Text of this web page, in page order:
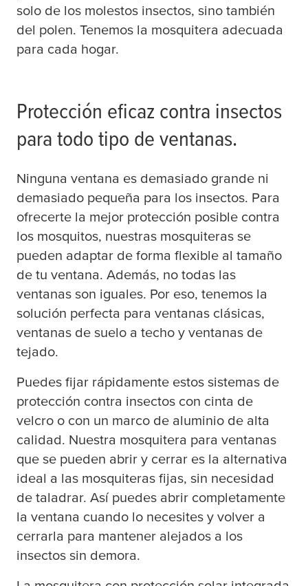
solo de los molestos insectos, sino también
del polen. Tenemos la mosquitera adecuada
para cada hogar.
Protección eficaz contra insectos
para todo tipo de ventanas.
Ninguna ventana es demasiado grande ni
demasiado pequeña para los insectos. Para
ofrecerte la mejor protección posible contra
los mosquitos, nuestras mosquiteras se
pueden adaptar de forma flexible al tamaño
de tu ventana. Además, no todas las
ventanas son iguales. Por eso, tenemos la
solución perfecta para ventanas clásicas,
ventanas de suelo a techo y ventanas de
tejado.
Puedes fijar rápidamente estos sistemas de
protección contra insectos con cinta de
velcro o con un marco de aluminio de alta
calidad. Nuestra mosquitera para ventanas
que se pueden abrir y cerrar es la alternativa
ideal a las mosquiteras fijas, sin necesidad
de taladrar. Así puedes abrir completamente
la ventana cuando lo necesites y volver a
cerrarla para mantener alejados a los
insectos sin demora.